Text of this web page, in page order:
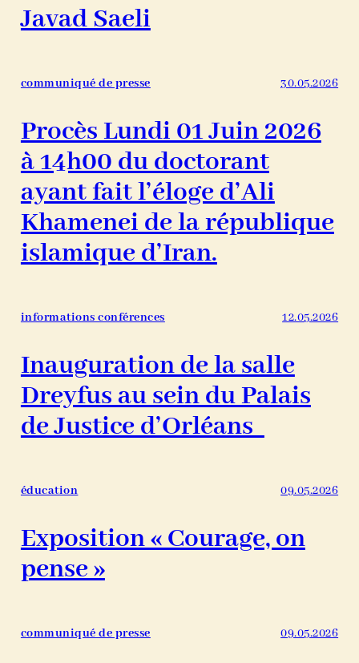
Javad Saeli
communiqué de presse 30.05.2026
Procès Lundi 01 Juin 2026
à 14h00 du doctorant
ayant fait l’éloge d’Ali
Khamenei de la république
islamique d’Iran.
informations conférences 12.05.2026
Inauguration de la salle
Dreyfus au sein du Palais
de Justice d’Orléans
éducation 09.05.2026
Exposition « Courage, on
pense »
communiqué de presse 09.05.2026